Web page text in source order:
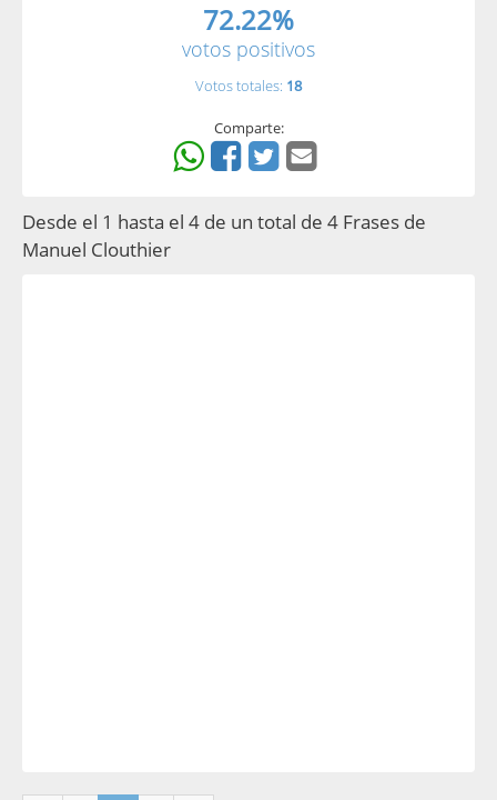
72.22%
votos positivos
Votos totales: 18
Comparte:
Desde el 1 hasta el 4 de un total de 4 Frases de
Manuel Clouthier